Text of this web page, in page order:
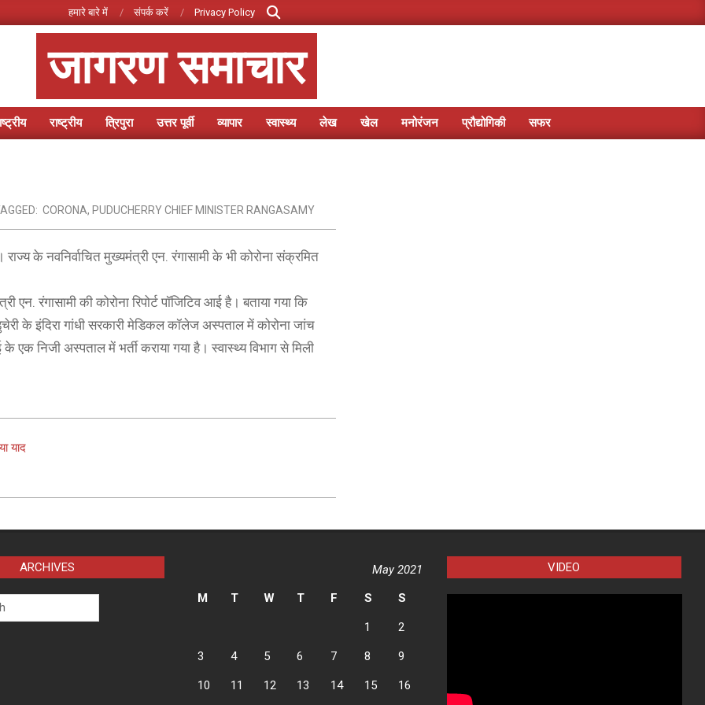
हमारे बारे में संपर्क करें Privacy Policy
Search
जागरण समाचार
Primary
राष्ट्रीय त्रिपुरा उत्तर पूर्वी व्यापार स्वास्थ्य लेख खेल मनोरंजन प्रौद्योगिकी सफर
CORONA, PUDUCHERRY CHIEF MINISTER RANGASAMY
के नवनिर्वाचित मुख्यमंत्री एन. रंगासामी के भी कोरोना संक्रमित
रंगासामी की कोरोना रिपोर्ट पॉजिटिव आई है। बताया गया कि
के इंदिरा गांधी सरकारी मेडिकल कॉलेज अस्पताल में कोरोना जांच
एक निजी अस्पताल में भर्ती कराया गया है। स्वास्थ्य विभाग से मिली
याद
ARCHIVES
May 2021
M
T W T F S S
1 2
3 4 5 6 7 8 9
10 11 12 13 14 15 16
VIDEO